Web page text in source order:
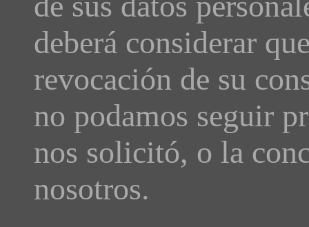
deberá considerar
revocación de su
no podamos seguir
nos solicitó, o la
nosotros.